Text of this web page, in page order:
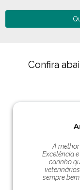
Confira
A
Excelência
carinho
sempre